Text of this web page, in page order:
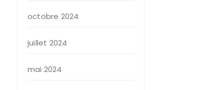
octobre 2024
juillet 2024
mai 2024